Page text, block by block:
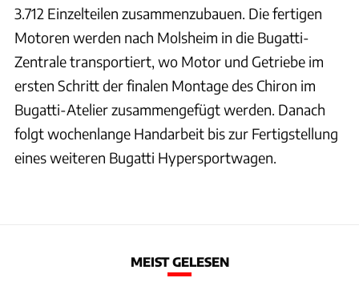
3.712 Einzelteilen zusammenzubauen. Die fertigen
Motoren werden nach Molsheim in die Bugatti-
Zentrale transportiert, wo Motor und Getriebe im
ersten Schritt der finalen Montage des Chiron im
Bugatti-Atelier zusammengefügt werden. Danach
folgt wochenlange Handarbeit bis zur Fertigstellung
eines weiteren Bugatti Hypersportwagen.
MEIST GELESEN